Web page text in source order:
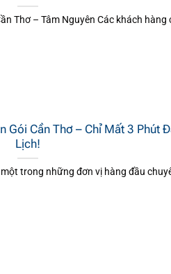
Thơ – Tâm Nguyên Các khách hàng
Gói Cần Thơ – Chỉ Mất 3 Phút
Lịch!
trong những đơn vị hàng đầu